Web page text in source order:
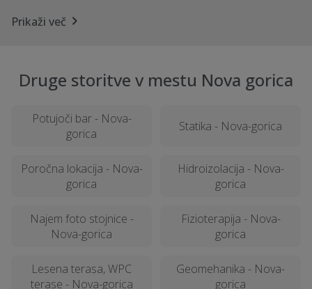
Prikaži več
Druge storitve v mestu Nova gorica
Potujoči bar - Nova-
gorica
Statika - Nova-gorica
Poročna lokacija - Nova-
gorica
Hidroizolacija - Nova-
gorica
Najem foto stojnice -
Nova-gorica
Fizioterapija - Nova-
gorica
Lesena terasa, WPC
terase - Nova-gorica
Geomehanika - Nova-
gorica